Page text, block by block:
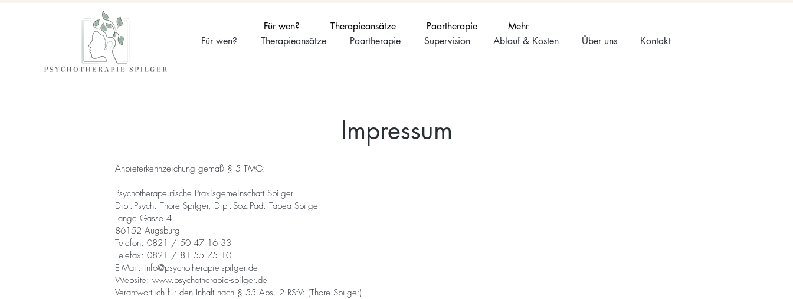
Für wen? Therapieansätze Paartherapie Supervision Ablauf & Kosten Über uns Kontakt
Impressum
Anbieterkennzeichung gemäß § 5 TMG:
Psychotherapeutische Praxisgemeinschaft Spilger
Dipl.-Psych. Thore Spilger, Dipl.-Soz.Päd. Tabea Spilger
Lange Gasse 4
86152 Augsburg
Telefon: 0821 / 50 47 16 33
Telefax: 0821 / 81 55 75 10
E-Mail: info@psychotherapie-spilger.de
Website: www.psychotherapie-spilger.de
Verantwortlich für den Inhalt nach § 55 Abs. 2 RStV: (Thore Spilger)
Für wen? Therapieansätze Paartherapie Mehr